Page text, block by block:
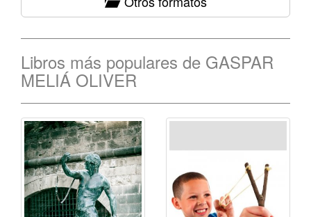
Libros más populares de GASPAR
MELIÁ OLIVER